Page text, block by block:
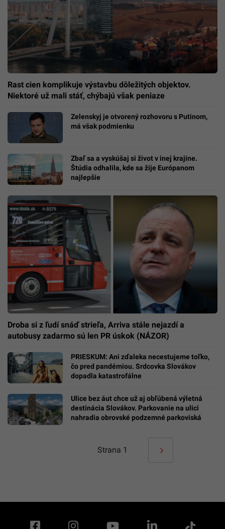
Rast cien komplikuje výstavbu dôležitých objektov.
Niektoré už mali stáť, chýbajú však peniaze
Zelenskyj je otvorený rozhovoru s Putinom,
má však podmienku
Zbaľ sa a vyskúšaj si život v inej krajine.
Štúdia odhalila, kde sa žije Európanom
najlepšie
Droba si z ľudí snáď strieľa, Arriva stále nejazdí a
autobusy zadarmo sú len PR úskok (NÁZOR)
PRIESKUM: Ani zďaleka necestujeme toľko,
čo pred pandémiou. Srdcovka Slovákov
dopadla katastrofálne
Ulice bez áut chce už aj obľúbená výletná
destinácia Slovákov. Parkovanie na ulici
nahradia obrovské podzemné parkoviská
Strana 1